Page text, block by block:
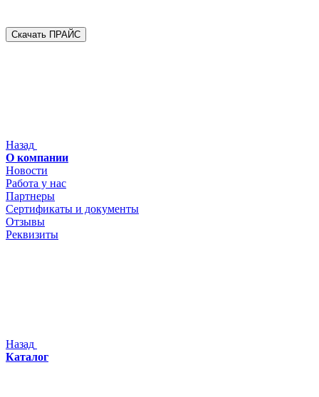
Скачать ПРАЙС
Назад
О компании
Новости
Работа у нас
Партнеры
Сертификаты и документы
Отзывы
Реквизиты
Назад
Каталог